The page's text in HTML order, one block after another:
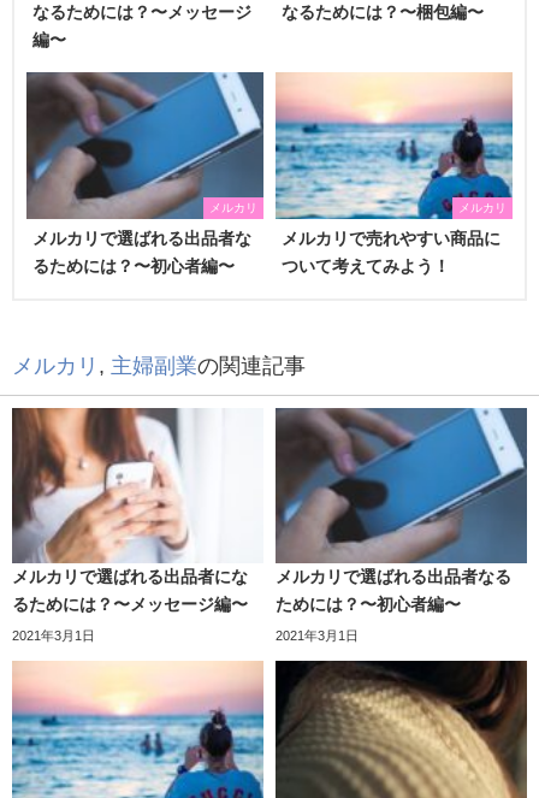
なるためには？〜メッセージ
編〜
なるためには？〜梱包編〜
メルカリ
メルカリで選ばれる出品者な
るためには？〜初心者編〜
メルカリ
メルカリで売れやすい商品に
ついて考えてみよう！
メルカリ , 主婦副業の関連記事
メルカリで選ばれる出品者にな
るためには？〜メッセージ編〜
2021年3月1日
メルカリで選ばれる出品者なる
ためには？〜初心者編〜
2021年3月1日